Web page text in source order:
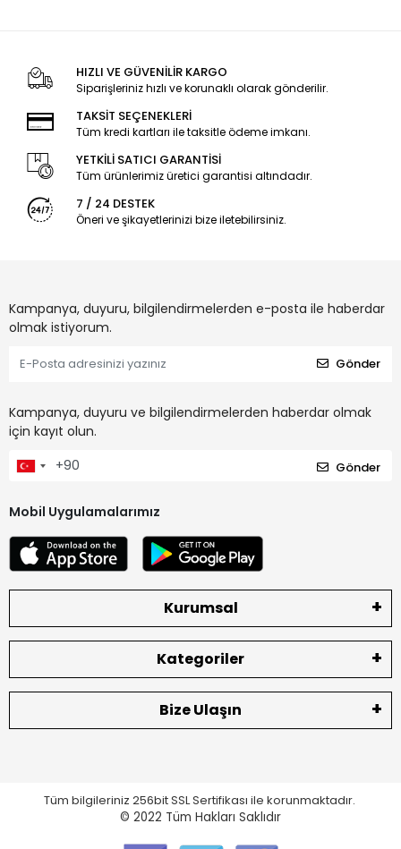
HIZLI VE GÜVENİLİR KARGO
Siparişleriniz hızlı ve korunaklı olarak gönderilir.
TAKSİT SEÇENEKLERİ
Tüm kredi kartları ile taksitle ödeme imkanı.
YETKİLİ SATICI GARANTİSİ
Tüm ürünlerimiz üretici garantisi altındadır.
7 / 24 DESTEK
Öneri ve şikayetlerinizi bize iletebilirsiniz.
Kampanya, duyuru, bilgilendirmelerden e-posta ile haberdar
olmak istiyorum.
Gönder
Kampanya, duyuru ve bilgilendirmelerden haberdar olmak
için kayıt olun.
Gönder
Mobil Uygulamalarımız
Kurumsal
Kategoriler
Bize Ulaşın
Tüm bilgileriniz 256bit SSL Sertifikası ile korunmaktadır.
© 2022 Tüm Hakları Saklıdır